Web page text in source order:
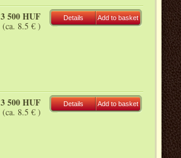
3 500 HUF
(ca. 8.5 € )
Details Add to basket
3 500 HUF
(ca. 8.5 € )
Details Add to basket